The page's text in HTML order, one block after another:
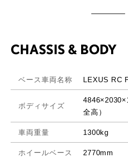
CHASSIS & BODY
ベース車両名称 LEXUS RC
ボディサイズ
全高）
車両重量 1300kg
ホイールベース 2770mm